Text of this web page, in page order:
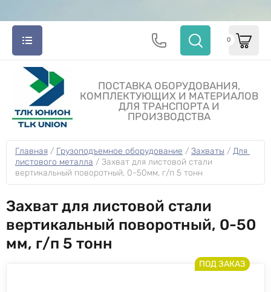
ПОСТАВКА ОБОРУДОВАНИЯ,
КОМПЛЕКТУЮЩИХ И МАТЕРИАЛОВ
ДЛЯ ТРАНСПОРТА И
ПРОИЗВОДСТВА
0
Главная / Грузоподъемное оборудование / Захваты / Для
листового металла / Захват для листовой стали
вертикальный поворотный, 0-50мм, г/п 5 тонн
Захват для листовой стали
вертикальный поворотный, 0-50
мм, г/п 5 тонн
ПОД ЗАКАЗ